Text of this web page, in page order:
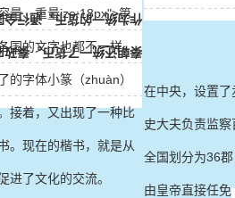
量、重量ize:18px">第
国的文字也都不一样。
的字体小篆（zhuàn）
接着，又出现了一种比
现在的楷书，就是从
进了文化的交流。
在中央，设置
史大夫负责监
全国划分为36
由皇帝直接任
定把秦国的圆形方孔钱，
对促进各民族地区的经